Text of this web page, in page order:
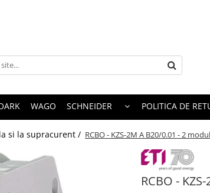
WAGO SCHNEIDER POLITICA DE
si la supracurent / RCBO - KZS-2M A B20/0.01 - 2
RCBO -